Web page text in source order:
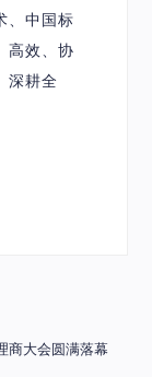
、中国标
高效、协
深耕全
商大会圆满落幕